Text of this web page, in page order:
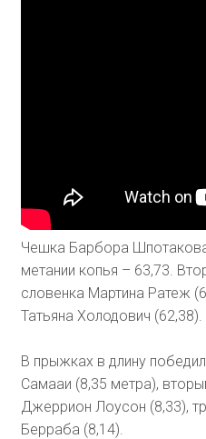
Чешка Барбора
метании копья – 63,73.
словенка Мартина Ратеж
Татьяна Холодович (62,38).
В прыжках в длину
Самааи (8,35 метра),
Джеррион Лоусон (8,33),
Берраба (8,14).